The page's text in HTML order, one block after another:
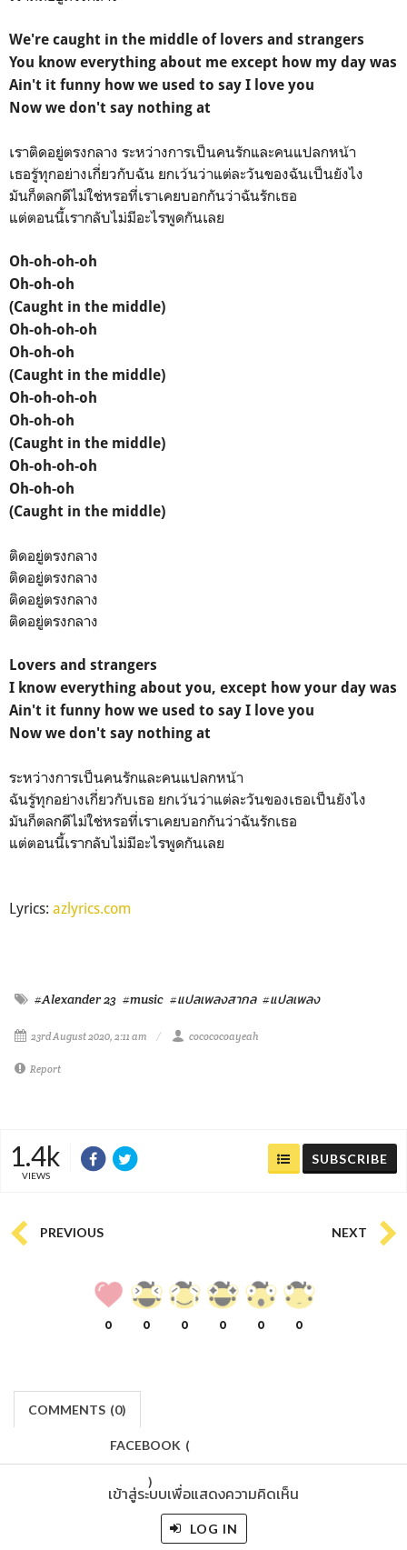
We're caught in the middle of lovers and strangers
You know everything about me except how my day was
Ain't it funny how we used to say I love you
Now we don't say nothing at
เราติดอยู่ตรงกลาง ระหว่างการเป็นคนรักและคนแปลกหน้า
เธอรู้ทุกอย่างเกี่ยวกับฉัน ยกเว้นว่าแต่ละวันของฉันเป็นยังไง
มันก็ตลกดีไม่ใช่หรอที่เราเคยบอกกันว่าฉันรักเธอ
แต่ตอนนี้เรากลับไม่มีอะไรพูดกันเลย
Oh-oh-oh-oh
Oh-oh-oh
(Caught in the middle)
Oh-oh-oh-oh
Oh-oh-oh
(Caught in the middle)
Oh-oh-oh-oh
Oh-oh-oh
(Caught in the middle)
Oh-oh-oh-oh
Oh-oh-oh
(Caught in the middle)
ติดอยู่ตรงกลาง
ติดอยู่ตรงกลาง
ติดอยู่ตรงกลาง
ติดอยู่ตรงกลาง
Lovers and strangers
I know everything about you, except how your day was
Ain't it funny how we used to say I love you
Now we don't say nothing at
ระหว่างการเป็นคนรักและคนแปลกหน้า
ฉันรู้ทุกอย่างเกี่ยวกับเธอ ยกเว้นว่าแต่ละวันของเธอเป็นยังไง
มันก็ตลกดีไม่ใช่หรอที่เราเคยบอกกันว่าฉันรักเธอ
แต่ตอนนี้เรากลับไม่มีอะไรพูดกันเลย
Lyrics: azlyrics.com
#Alexander 23 #music #แปลเพลงสากล #แปลเพลง
23rd August 2020, 2:11 am cocococoayeah
Report
1.4k
VIEWS
SUBSCRIBE
PREVIOUS NEXT
0 0 0 0 0 0
COMMENTS (0)
FACEBOOK (
)
เข้าสู่ระบบเพื่อแสดงความคิดเห็น
LOG IN